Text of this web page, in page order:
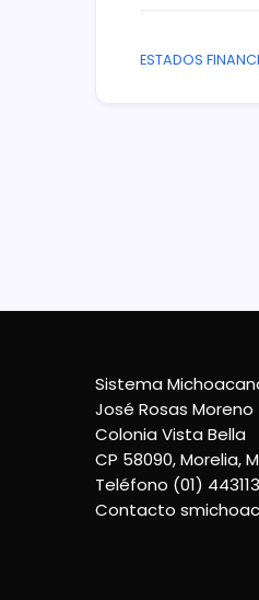
ESTADOS
Sistema
José Rosas
Colonia Vista Bella
CP 58090, Morelia,
Teléfono (01)
Contacto